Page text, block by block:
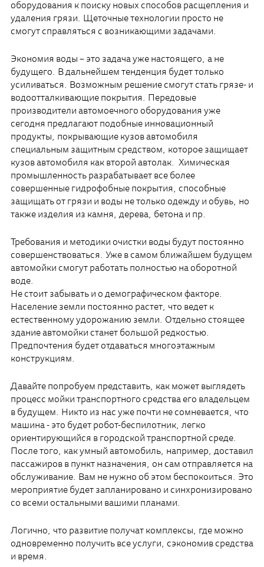
оборудования к поиску новых способов расщепления и
удаления грязи. Щеточные технологии просто не
смогут справляться с возникающими задачами.
Экономия воды – это задача уже настоящего, а не
будущего. В дальнейшем тенденция будет только
усиливаться. Возможным решение смогут стать грязе- и
водоотталкивающие покрытия. Передовые
производители автомоечного оборудования уже
сегодня предлагают подобные инновационный
продукты, покрывающие кузов автомобиля
специальным защитным средством, которое защищает
кузов автомобиля как второй автолак. Химическая
промышленность разрабатывает все более
совершенные гидрофобные покрытия, способные
защищать от грязи и воды не только одежду и обувь, но
также изделия из камня, дерева, бетона и пр.
Требования и методики очистки воды будут постоянно
совершенствоваться. Уже в самом ближайшем будущем
автомойки смогут работать полностью на оборотной
воде.
Не стоит забывать и о демографическом факторе.
Население земли постоянно растет, что ведет к
естественному удорожанию земли. Отдельно стоящее
здание автомойки станет большой редкостью.
Предпочтения будет отдаваться многоэтажным
конструкциям.
Давайте попробуем представить, как может выглядеть
процесс мойки транспортного средства его владельцем
в будущем. Никто из нас уже почти не сомневается, что
машина - это будет робот-беспилотник, легко
ориентирующийся в городской транспортной среде.
После того, как умный автомобиль, например, доставил
пассажиров в пункт назначения, он сам отправляется на
обслуживание. Вам не нужно об этом беспокоиться. Это
мероприятие будет запланировано и синхронизировано
со всеми остальными вашими планами.
Логично, что развитие получат комплексы, где можно
одновременно получить все услуги, сэкономив средства
и время.